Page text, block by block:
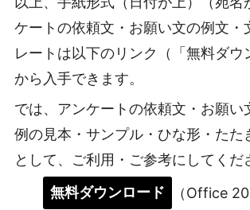
ケートの依頼文・お願い文の例文・
レートは以下のリンク（「無料ダウ
から入手できます。
では、アンケートの依頼文・お願い
例の見本・サンプル・ひな形・たた
として、ご利用・ご参考にしてくだ
無料ダウンロード
（Office